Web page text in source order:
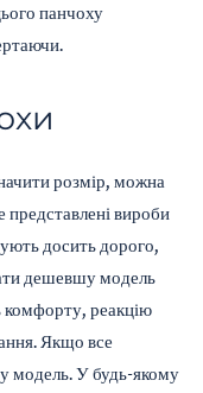
панчоху
розмір, можна
представлені вироби
досить дорого,
дешевшу модель
комфорту, реакцію
Якщо все
модель. У будь-якому